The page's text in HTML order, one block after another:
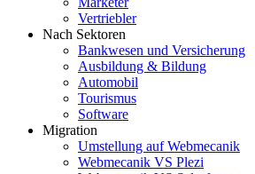
Vertriebler
Nach Sektoren
Bankwesen und Versicherung
Ausbildung & Bildung
Automobil
Tourismus
Software
Migration
Umstellung auf Webmecanik
Webmecanik VS Plezi